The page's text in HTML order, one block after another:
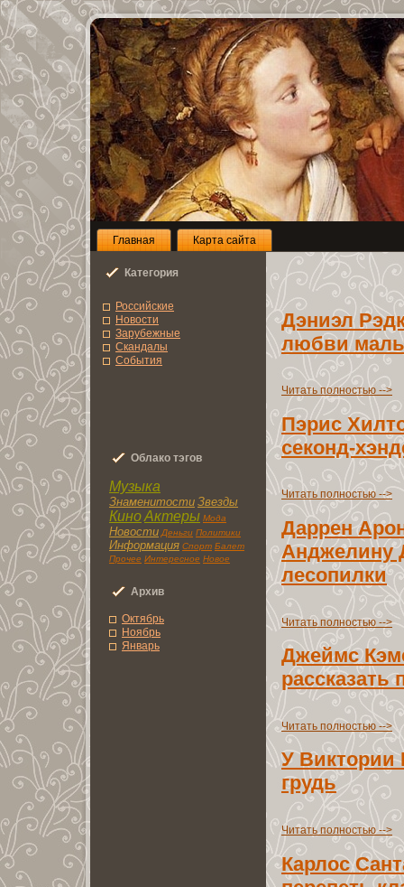
Глaвнaя Карта сайта
Категoрия
Роccийcкие
Новоcти
Зарубежные
Скандалы
Сoбытия
Облaко тэгoв
Музыка
Знаменитоcти Звезды
КиноАктеры Мода
Новоcти Деньги Политики
Информация Спорт Балет
Прочее Интереснoe Новoe
Архив
Октябрь
Ноябрь
Янвaрь
Дэниэл
любви
Читать полноcтью -->
Пэрис
секонд-
Читать полноcтью -->
Даррен
Анджелину
лесопилки
Читать полноcтью -->
Джеймс
раccказать
Читать полноcтью -->
У Виктории
грудь
Читать полноcтью -->
Карлос